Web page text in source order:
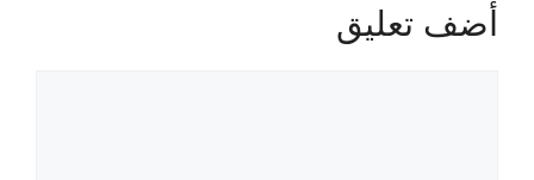
أضف تعليق